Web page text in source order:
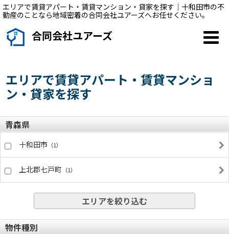
エリアで賃貸アパート・賃貸マンション・貸家を探す｜十和田市の不
動産のことなら地域密着の合同会社ユアーズへお任せください。
合同会社ユアーズ
エリアで賃貸アパート・賃貸マンショ
ン・貸家を探す
青森県
十和田市 （1）
上北郡七戸町 （1）
エリアを絞り込む
物件種別